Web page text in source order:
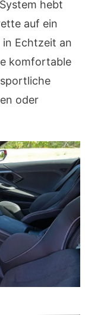
hebt
auf ein
in Echtzeit an
komfortable
oder